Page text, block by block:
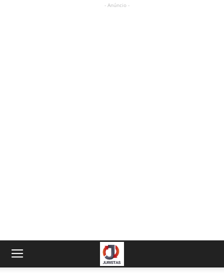
- Anúncio -